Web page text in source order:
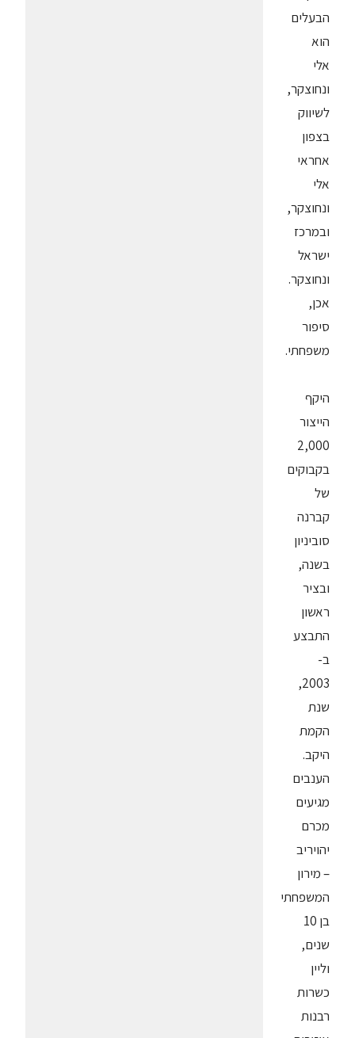
הבעלים
הוא
אלי
ונחוצקר,
לשיווק
בצפון
אחראי
אלי
ונחוצקר,
ובמרכז
ישראל
ונחוצקר.
אכן,
סיפור
משפחתי.
היקף
הייצור
2,000
בקבוקים
של
קברנה
סוביניון
בשנה,
ובציר
ראשון
התבצע
ב-
2003,
שנת
הקמת
היקב.
הענבים
מגיעים
מכרם
יהויריב
– מירון
המשפחתי
בן 10
שנים,
וליין
כשרות
רבנות